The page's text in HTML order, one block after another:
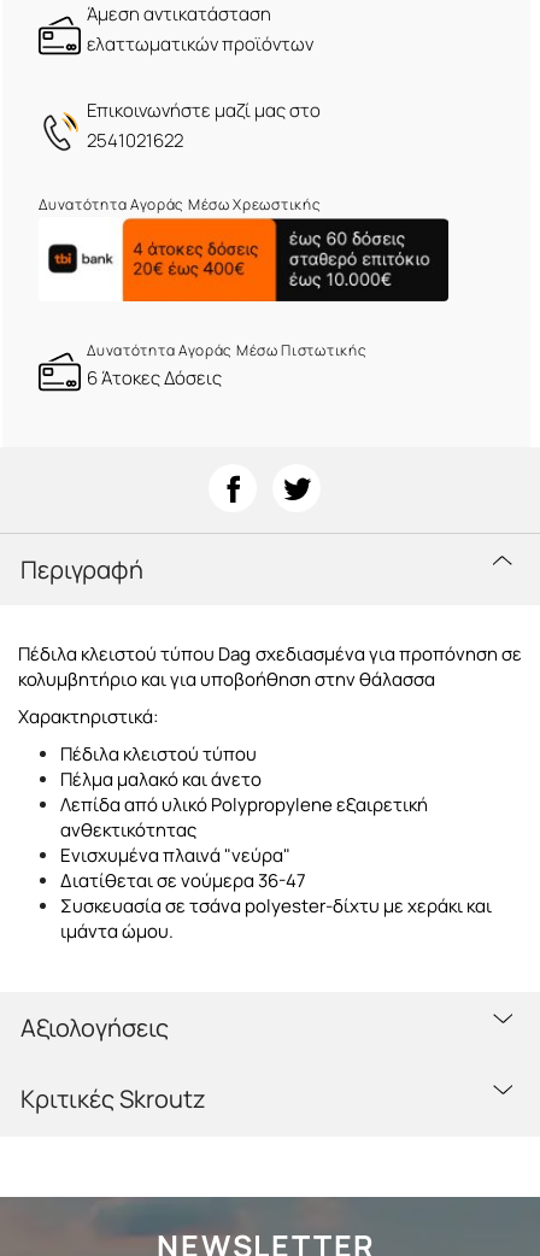
Άμεση αντικατάσταση
ελαττωματικών προϊόντων
Eπικοινωνήστε μαζί μας στο
2541021622
Δυνατότητα Αγοράς Μέσω Χρεωστικής
Δυνατότητα Αγοράς Μέσω Πιστωτικής
6 Άτοκες Δόσεις
Περιγραφή
Πέδιλα κλειστού τύπου Dag σχεδιασμένα για προπόνηση σε
κολυμβητήριο και για υποβοήθηση στην θάλασσα
Χαρακτηριστικά:
Πέδιλα κλειστού τύπου
Πέλμα μαλακό και άνετο
Λεπίδα από υλικό Polypropylene εξαιρετική
ανθεκτικότητας
Ενισχυμένα πλαινά "νεύρα"
Διατίθεται σε νούμερα 36-47
Συσκευασία σε τσάνα polyester-δίχτυ με χεράκι και
ιμάντα ώμου.
Αξιολογήσεις
Κριτικές Skroutz
NEWSLETTER